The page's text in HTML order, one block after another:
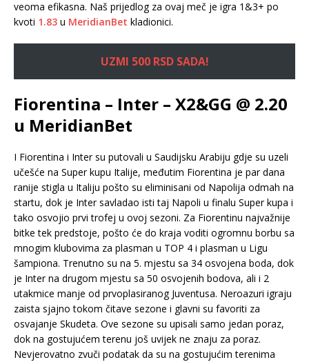
veoma efikasna. Naš prijedlog za ovaj meč je igra 1&3+ po
kvoti 1.83 u MeridianBet kladionici.
UZMI 500 RSD SADA!
Fiorentina – Inter – X2&GG @ 2.20
u MeridianBet
I Fiorentina i Inter su putovali u Saudijsku Arabiju gdje su uzeli
učešće na Super kupu Italije, međutim Fiorentina je par dana
ranije stigla u Italiju pošto su eliminisani od Napolija odmah na
startu, dok je Inter savladao isti taj Napoli u finalu Super kupa i
tako osvojio prvi trofej u ovoj sezoni. Za Fiorentinu najvažnije
bitke tek predstoje, pošto će do kraja voditi ogromnu borbu sa
mnogim klubovima za plasman u TOP 4 i plasman u Ligu
šampiona. Trenutno su na 5. mjestu sa 34 osvojena boda, dok
je Inter na drugom mjestu sa 50 osvojenih bodova, ali i 2
utakmice manje od prvoplasiranog Juventusa. Neroazuri igraju
zaista sjajno tokom čitave sezone i glavni su favoriti za
osvajanje Skudeta. Ove sezone su upisali samo jedan poraz,
dok na gostujućem terenu još uvijek ne znaju za poraz.
Nevjerovatno zvuči podatak da su na gostujućim terenima